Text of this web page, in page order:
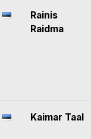
Rainis
Raidma
Kaimar Taal